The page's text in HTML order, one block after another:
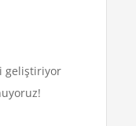
geliştiriyor